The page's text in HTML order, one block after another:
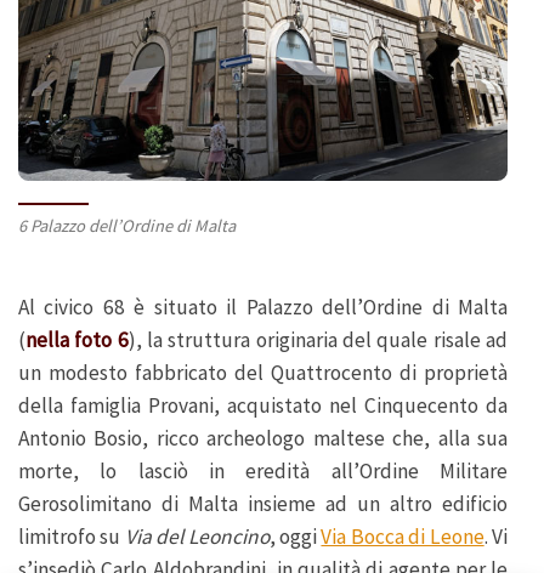
6 Palazzo dell’Ordine di Malta
Al civico 68 è situato il Palazzo dell’Ordine di Malta
(nella foto 6), la struttura originaria del quale risale ad
un modesto fabbricato del Quattrocento di proprietà
della famiglia Provani, acquistato nel Cinquecento da
Antonio Bosio, ricco archeologo maltese che, alla sua
morte, lo lasciò in eredità all’Ordine Militare
Gerosolimitano di Malta insieme ad un altro edificio
limitrofo su Via del Leoncino, oggiVia Bocca di Leone. Vi